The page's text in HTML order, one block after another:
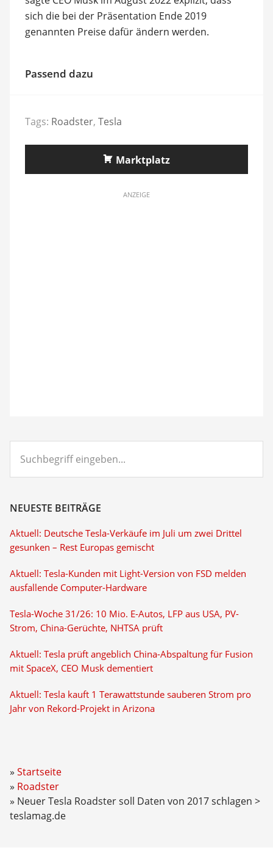
sich die bei der Präsentation Ende 2019
genannten Preise dafür ändern werden.
Passend dazu
Tags: Roadster, Tesla
Marktplatz
ANZEIGE
eingeben...
NEUESTE BEITRÄGE
Aktuell: Deutsche Tesla-Verkäufe im Juli um zwei Drittel
gesunken – Rest Europas gemischt
Aktuell: Tesla-Kunden mit Light-Version von FSD melden
ausfallende Computer-Hardware
Tesla-Woche 31/26: 10 Mio. E-Autos, LFP aus USA, PV-
Strom, China-Gerüchte, NHTSA prüft
Aktuell: Tesla prüft angeblich China-Abspaltung für Fusion
mit SpaceX, CEO Musk dementiert
Aktuell: Tesla kauft 1 Terawattstunde sauberen Strom pro
Jahr von Rekord-Projekt in Arizona
Startseite
Roadster
Neuer Tesla Roadster soll Daten von 2017 schlagen >
teslamag.de